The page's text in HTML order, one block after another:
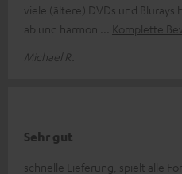
viele (ältere) DVDs und Blurays
ab und harmon
Komplette
Michael R.
Sehr gut
schnelle Lieferung, spielt alle